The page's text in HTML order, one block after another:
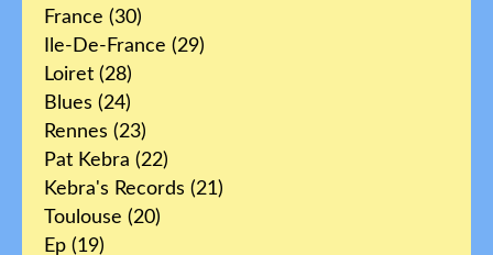
France (30)
Ile-De-France (29)
Loiret (28)
Blues (24)
Rennes (23)
Pat Kebra (22)
Kebra's Records (21)
Toulouse (20)
Ep (19)